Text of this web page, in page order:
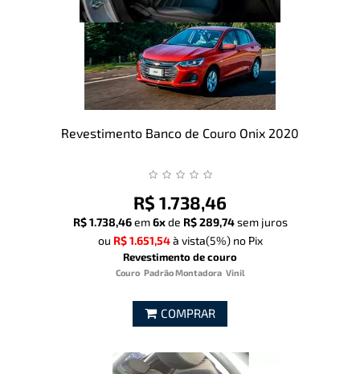
Revestimento Banco de Couro Onix 2020
R$ 1.738,46
R$ 1.738,46 em6x de R$ 289,74 sem juros
ou R$ 1.651,54à vista(5%)no Pix
Revestimento de couro
Couro Padrão Montadora Vinil
COMPRAR